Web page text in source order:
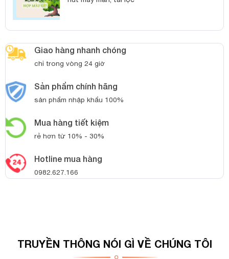
Giao hàng nhanh chóng
chỉ trong vòng 24 giờ
Sản phẩm chính hãng
sản phẩm nhập khẩu 100%
Mua hàng tiết kiệm
rẻ hơn từ 10% - 30%
Hotline mua hàng
0982.627.166
TRUYỀN THÔNG NÓI GÌ VỀ CHÚNG TÔI